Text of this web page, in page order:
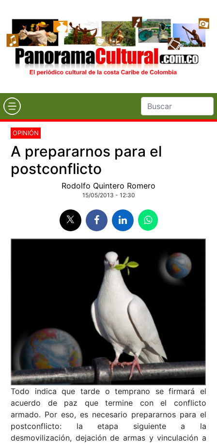
OPINIÓN
A prepararnos para el
postconflicto
Rodolfo Quintero Romero
15/05/2013 - 12:30
Todo indica que tarde o temprano se firmará el
acuerdo de paz que termine con el conflicto
armado. Por eso, es necesario prepararnos para el
postconflicto: la etapa siguiente a la
desmovilización, dejación de armas y vinculación a